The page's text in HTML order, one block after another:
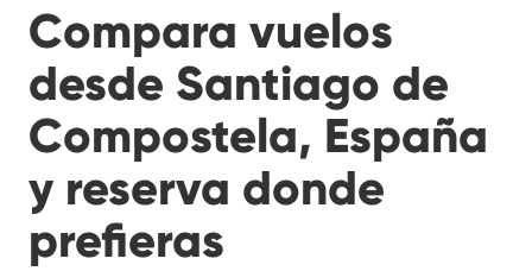
Compara vuelos
desde Santiago de
Compostela, España
y reserva donde
prefieras